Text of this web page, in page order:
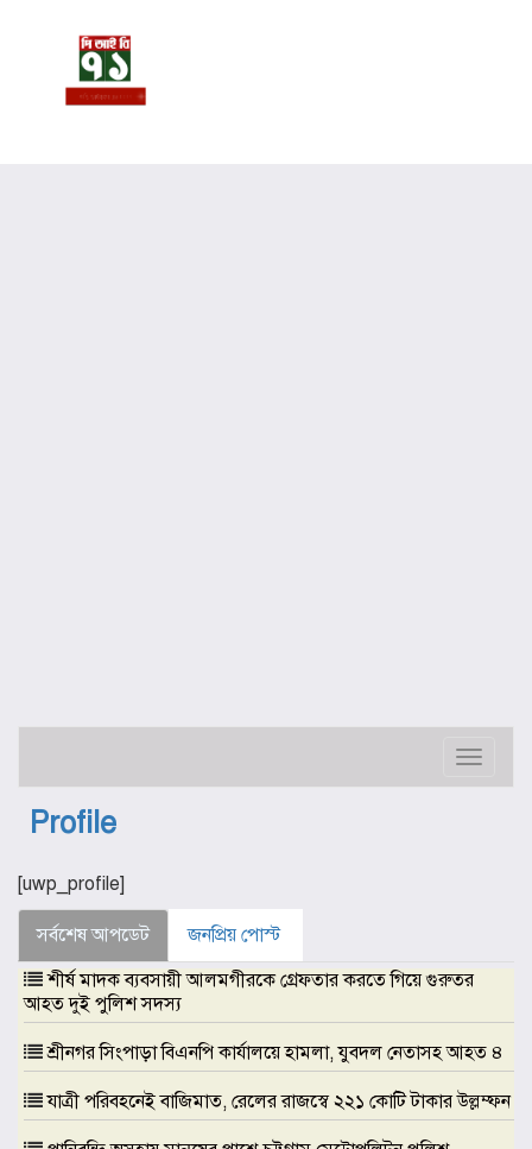
Toggle
Profile
[uwp_profile]
সর্বশেষ আপডেট
জনপ্রিয় পোস্ট
শীর্ষ মাদক ব্যবসায়ী আলমগীরকে গ্রেফতার করতে গিয়ে গুরুতর
আহত দুই পুলিশ সদস্য
শ্রীনগর সিংপাড়া বিএনপি কার্যালয়ে হামলা, যুবদল নেতাসহ আহত ৪
যাত্রী পরিবহনেই বাজিমাত, রেলের রাজস্বে ২২১ কোটি টাকার উল্লম্ফন